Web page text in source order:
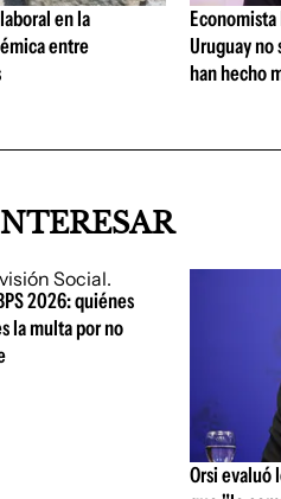
en la
entre
Uruguay
han hecho
2026: quiénes
la multa por no
Orsi evaluó